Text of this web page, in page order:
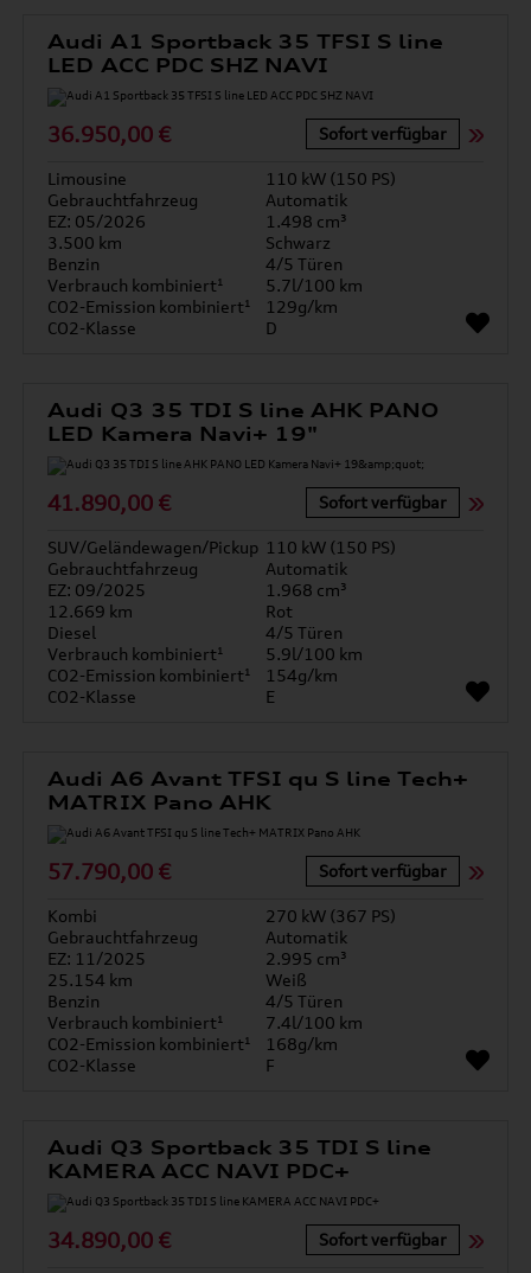
Audi A1 Sportback 35 TFSI S line
LED ACC PDC SHZ NAVI
36.950,00 € Sofort verfügbar
Limousine
110 kW (150 PS)
Gebrauchtfahrzeug
Automatik
EZ: 05/2026
1.498 cm³
3.500 km
Schwarz
Benzin
4/5 Türen
Verbrauch kombiniert¹
5.7l/100 km
CO2-Emission kombiniert¹
129g/km
CO2-Klasse
D
Audi Q3 35 TDI S line AHK PANO
LED Kamera Navi+ 19"
41.890,00 € Sofort verfügbar
SUV/Geländewagen/Pickup 110 kW (150 PS)
Gebrauchtfahrzeug
Automatik
EZ: 09/2025
1.968 cm³
12.669 km
Rot
Diesel
4/5 Türen
Verbrauch kombiniert¹
5.9l/100 km
CO2-Emission kombiniert¹
154g/km
CO2-Klasse
E
Audi A6 Avant TFSI qu S line Tech+
MATRIX Pano AHK
57.790,00 € Sofort verfügbar
Kombi
270 kW (367 PS)
Gebrauchtfahrzeug
Automatik
EZ: 11/2025
2.995 cm³
25.154 km
Weiß
Benzin
4/5 Türen
Verbrauch kombiniert¹
7.4l/100 km
CO2-Emission kombiniert¹
168g/km
CO2-Klasse
F
Audi Q3 Sportback 35 TDI S line
KAMERA ACC NAVI PDC+
34.890,00 € Sofort verfügbar